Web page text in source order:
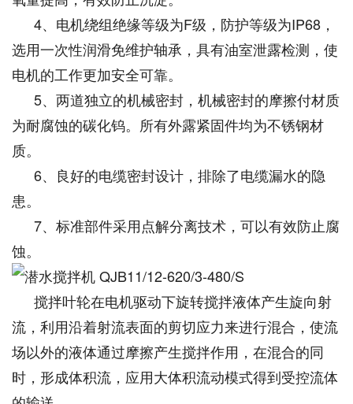
4、电机绕组绝缘等级为F级，防护等级为IP68，
选用一次性润滑免维护轴承，具有油室泄露检测，使
电机的工作更加安全可靠。
5、两道独立的机械密封，机械密封的摩擦付材质
为耐腐蚀的碳化钨。所有外露紧固件均为不锈钢材
质。
6、良好的电缆密封设计，排除了电缆漏水的隐
患。
7、标准部件采用点解分离技术，可以有效防止腐
蚀。
搅拌叶轮在电机驱动下旋转搅拌液体产生旋向射
流，利用沿着射流表面的剪切应力来进行混合，使流
场以外的液体通过摩擦产生搅拌作用，在混合的同
时，形成体积流，应用大体积流动模式得到受控流体